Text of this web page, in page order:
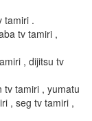
tamiri .
tv tamiri ,
, dijitsu tv
tv tamiri , yumatu
, seg tv tamiri ,